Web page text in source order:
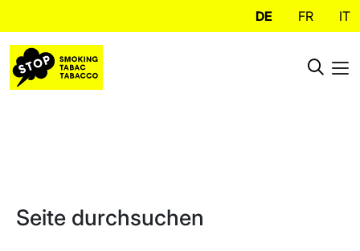
DE FR IT
Seite durchsuchen